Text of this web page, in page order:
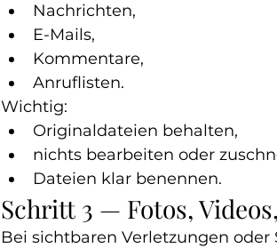
Nachrichten,
E-Mails,
Kommentare,
Anruflisten.
Wichtig:
Originaldateien behalten,
nichts bearbeiten oder
Dateien klar benennen.
Schritt 3 — Fotos,
Bei sichtbaren Verletzungen oder